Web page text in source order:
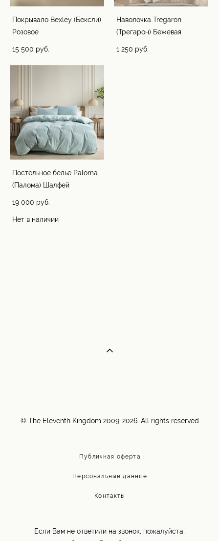
Покрывало Bexley (Бексли)
Розовое
15 500 pуб.
Наволочка Tregaron
(Трегарон) Бежевая
1 250 pуб.
Постельное белье Paloma
(Палома) Шалфей
19 000 pуб.
Нет в наличии
© The Eleventh Kingdom 2009-2026. All rights reserved
Публичная оферта
Персональные данные
Контакты
Если Вам не ответили на звонок, пожалуйста,